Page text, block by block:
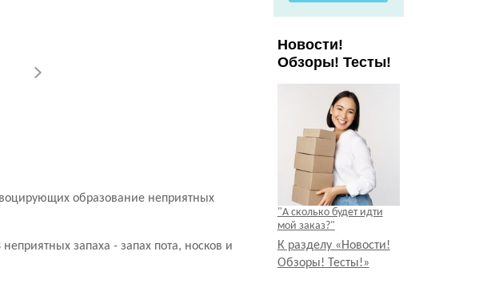
образование неприятных
запаха - запах пота, носков и
Новости!
Обзоры! Тесты!
"А сколько будет идти
мой заказ?"
К разделу «Новости!
Обзоры! Тесты!»